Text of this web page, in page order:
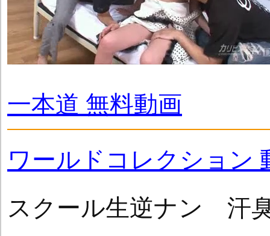
一本道 無料動画
ワールドコレクション
スクール生逆ナン 汗